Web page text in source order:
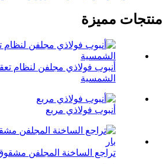
منتجات مميزة
أنبوب فولاذي مجلفن لنظام
الشمسية
أنبوب فولاذي مربع
تراجع الساخنة المجلفن